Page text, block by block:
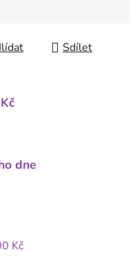
Sdílet
dne
Kč